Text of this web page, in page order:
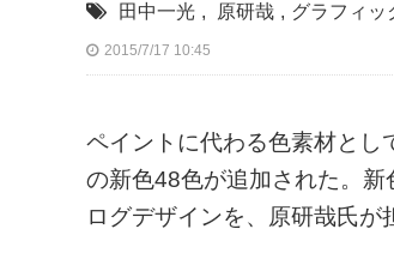
田中一光 , 原研哉 , グラフィッ
2015/7/17 10:45
ペイントに代わる色素材とし
の新色48色が追加された。
ログデザインを、原研哉氏が